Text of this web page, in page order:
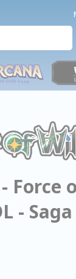
Force
-